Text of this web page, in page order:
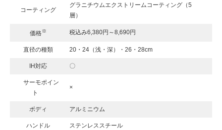
コーティング
グラニチウムエクストリームコーティング（5
層）
価格※ 税込み6,380円～8,690円
直径の種類 20・24（浅・深）・26・28cm
IH対応 〇
サーモポイン
ト
×
ボディ アルミニウム
ハンドル ステンレススチール